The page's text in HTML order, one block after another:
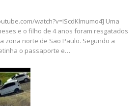
watch?v=IScdKlmumo4] Uma
e o filho de 4 anos foram resgatados
zona norte de São Paulo. Segundo a
o passaporte e…